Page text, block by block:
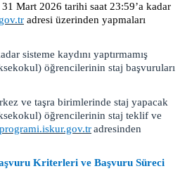
Mart 2026 tarihi saat 23:59’a kadar
adresi üzerinden yapmaları
kaydını yaptırmamış
öğrencilerinin staj başvuruları
ve taşra birimlerinde staj yapacak
öğrencilerinin staj teklif ve
adresinden
Kriterleri ve Başvuru Süreci